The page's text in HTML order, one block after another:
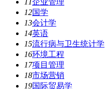
11企业管理
12国学
13会计学
14英语
15流行病与卫生统计学
16环境工程
17项目管理
18市场营销
19国际贸易学